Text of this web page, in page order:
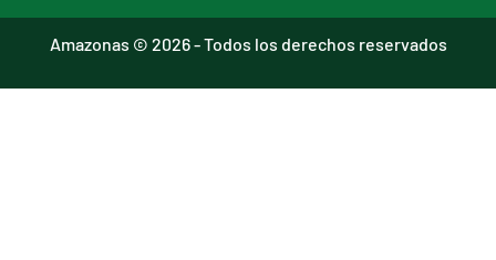
Amazonas © 2026 - Todos los derechos reservados